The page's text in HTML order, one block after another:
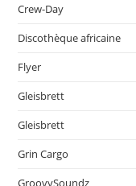
Crew-Day
Discothèque africaine
Flyer
Gleisbrett
Gleisbrett
Grin Cargo
GroovySoundz